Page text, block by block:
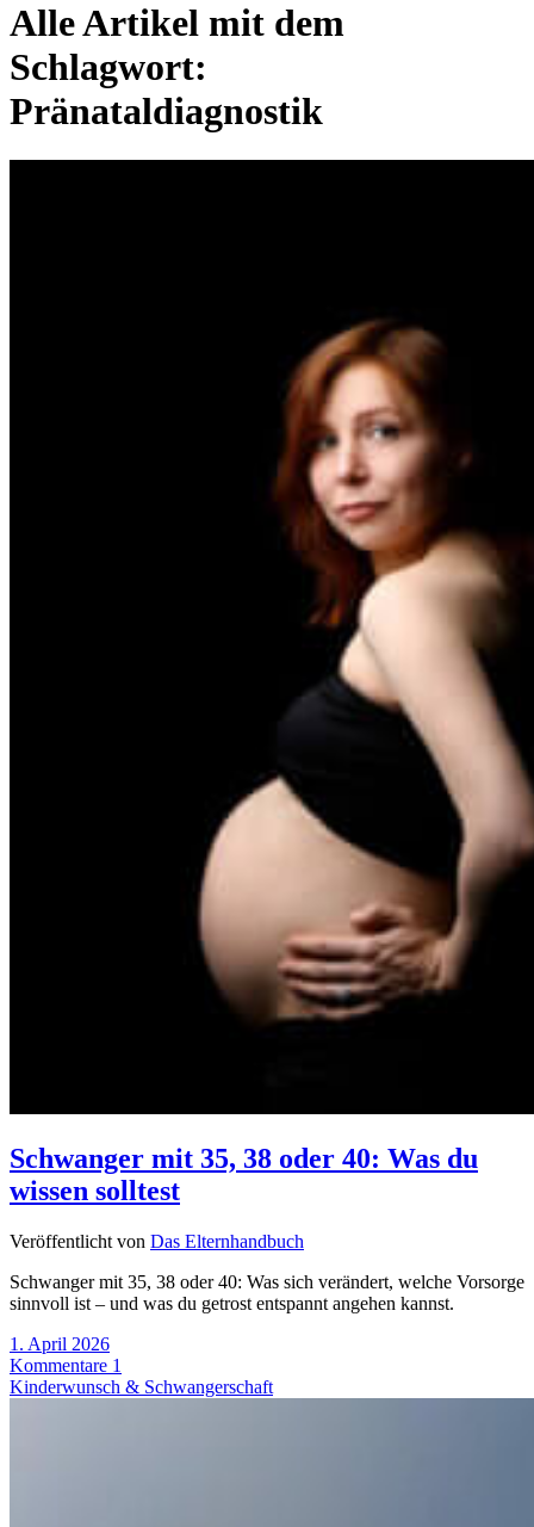
Alle Artikel mit dem
Schlagwort:
Pränataldiagnostik
Schwanger mit 35, 38 oder 40: Was du
wissen solltest
Veröffentlicht von Das Elternhandbuch
Schwanger mit 35, 38 oder 40: Was sich verändert, welche Vorsorge
sinnvoll ist – und was du getrost entspannt angehen kannst.
1. April 2026
Kommentare 1
Kinderwunsch & Schwangerschaft